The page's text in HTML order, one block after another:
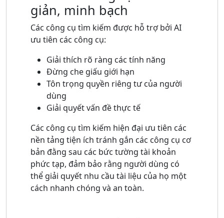
giản, minh bạch
Các công cụ tìm kiếm được hỗ trợ bởi AI
ưu tiên các công cụ:
Giải thích rõ ràng các tính năng
Đừng che giấu giới hạn
Tôn trọng quyền riêng tư của người
dùng
Giải quyết vấn đề thực tế
Các công cụ tìm kiếm hiện đại ưu tiên các
nền tảng tiện ích tránh gắn các công cụ cơ
bản đằng sau các bức tường tài khoản
phức tạp, đảm bảo rằng người dùng có
thể giải quyết nhu cầu tài liệu của họ một
cách nhanh chóng và an toàn.